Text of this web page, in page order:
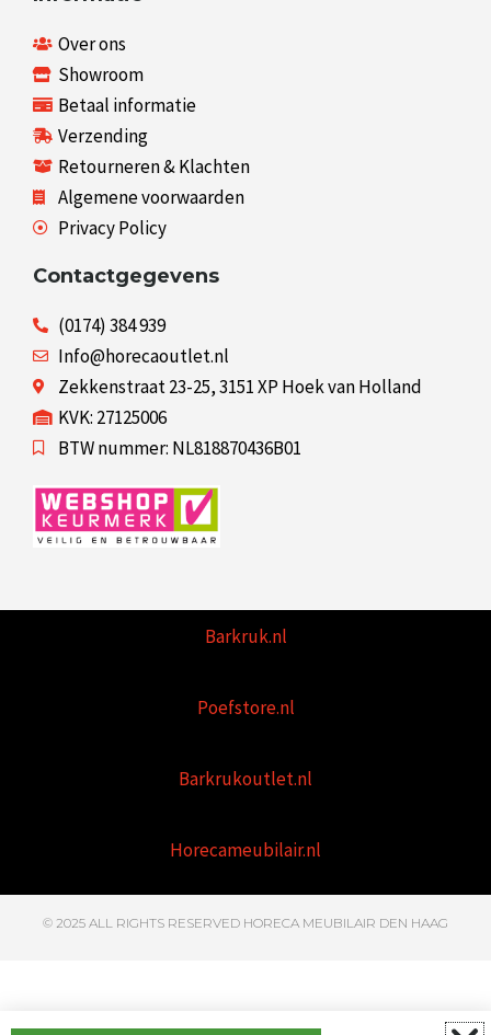
Over ons
Showroom
Betaal informatie
Verzending
Retourneren & Klachten
Algemene voorwaarden
Privacy Policy
Contactgegevens
(0174) 384 939
Info@horecaoutlet.nl
Zekkenstraat 23-25, 3151 XP Hoek van Holland
KVK: 27125006
BTW nummer: NL818870436B01
Barkruk.nl
Poefstore.nl
Barkrukoutlet.nl
Horecameubilair.nl
© 2025 ALL RIGHTS RESERVED HORECA MEUBILAIR DEN HAAG